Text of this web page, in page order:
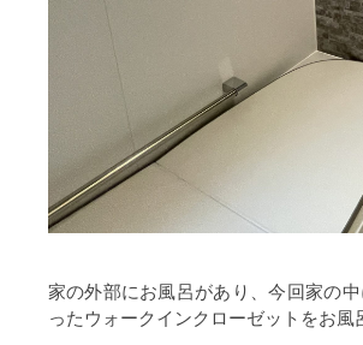
家の外部にお風呂があり、今回家の
ったウォークインクローゼットをお風